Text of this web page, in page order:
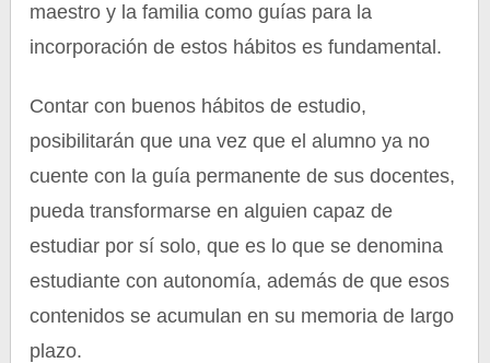
maestro y la familia como guías para la
incorporación de estos hábitos es fundamental.
Contar con buenos hábitos de estudio,
posibilitarán que una vez que el alumno ya no
cuente con la guía permanente de sus docentes,
pueda transformarse en alguien capaz de
estudiar por sí solo, que es lo que se denomina
estudiante con autonomía, además de que esos
contenidos se acumulan en su memoria de largo
plazo.